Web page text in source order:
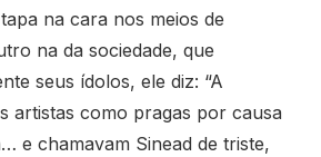
na cara nos meios de
na da sociedade, que
seus ídolos, ele diz: “A
artistas como pragas por causa
e chamavam Sinead de triste,